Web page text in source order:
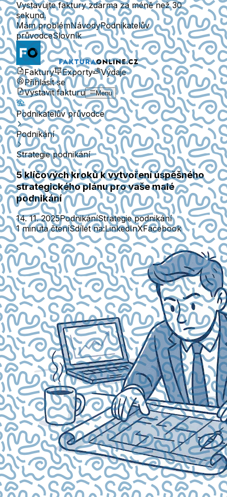
Vystavujte faktury zdarma za méně než 30
sekund.
Mám problémNávodyPodnikatelův
průvodceSlovník
Faktury Exporty
Výdaje
Přihlásit se
Vystavit fakturu
Menu
Podnikatelův průvodce
Podnikání
Strategie podnikání
5 klíčových kroků k vytvoření úspěšného
strategického plánu pro vaše malé
podnikání
14. 11. 2025PodnikáníStrategie podnikání
1 minuta čteníSdílet na:LinkedInXFacebook